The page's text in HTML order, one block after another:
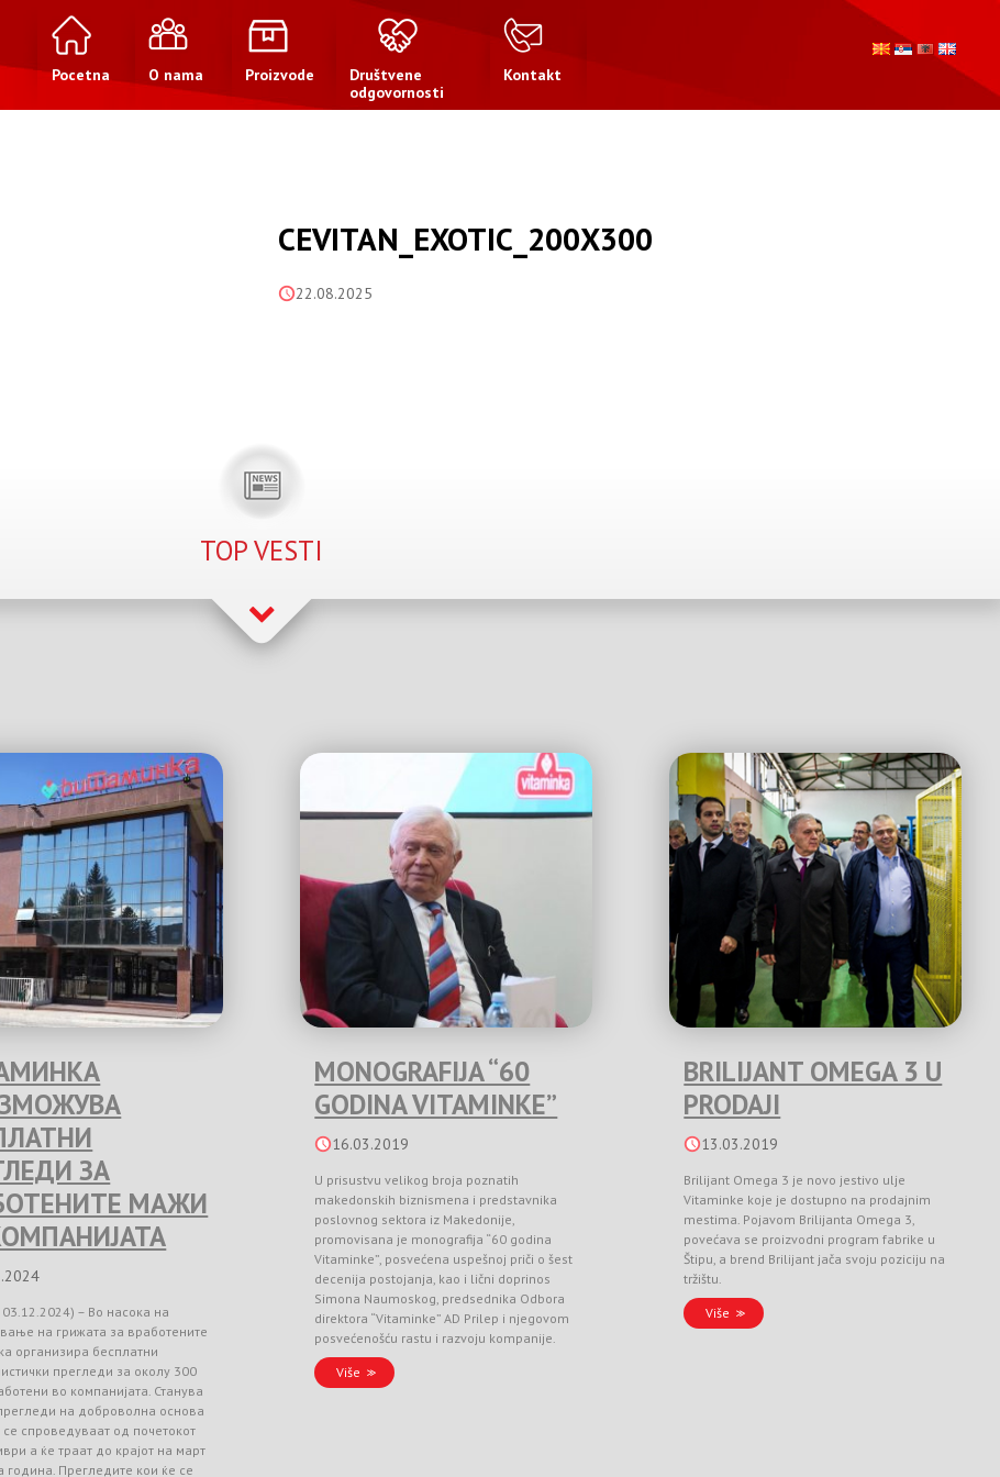
Pocetna O nama Proizvode
Društvene
odgovornosti
Kontakt
CEVITAN_EXOTIC_200X300
22.08.2025
TOP VESTI
ЗА
МАЖИ
– Во насока на
на грижата за вработените
организира бесплатни
прегледи за околу 300
во компанијата. Станува
на доброволна основа
се спроведуваат од почетокот
а ќе траат до крајот на март
година. Прегледите кои ќе се
MONOGRAFIJA “60
GODINA VITAMINKE”
16.03.2019
U prisustvu velikog broja poznatih
makedonskih biznismena i predstavnika
poslovnog sektora iz Makedonije,
promovisana je monografija “60 godina
Vitaminke”, posvećena uspešnoj priči o šest
decenija postojanja, kao i lični doprinos
Simona Naumoskog, predsednika Odbora
direktora “Vitaminke” AD Prilep i njegovom
posvećenošću rastu i razvoju kompanije.
Više
BRILIJANT OMEGA 3 U
PRODAJI
13.03.2019
Brilijant Omega 3 je novo jestivo ulje
Vitaminke koje je dostupno na prodajnim
mestima. Pojavom Brilijanta Omega 3,
povećava se proizvodni program fabrike u
Štipu, a brend Brilijant jača svoju poziciju na
tržištu.
Više